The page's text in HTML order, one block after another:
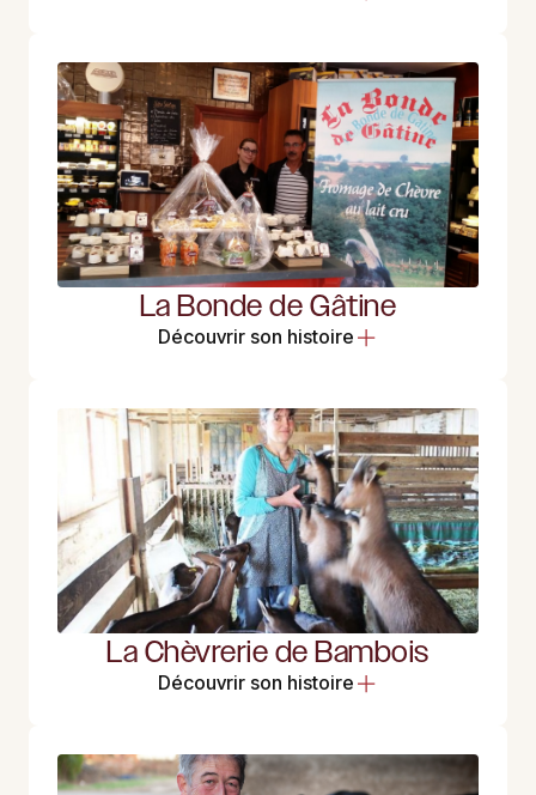
La Bonde de Gâtine
Découvrir son histoire
La Chèvrerie de Bambois
Découvrir son histoire